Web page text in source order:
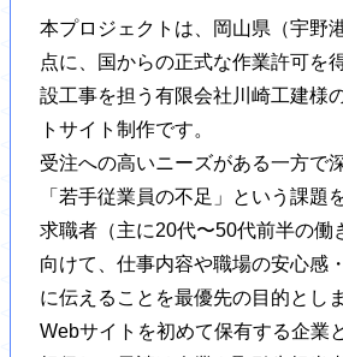
本プロジェクトは、岡山県（宇野
点に、国からの正式な作業許可を
設工事を担う有限会社川崎工建様
トサイト制作です。
受注への高いニーズがある一方で
「若手従業員の不足」という課題
求職者（主に20代〜50代前半の働
向けて、仕事内容や職場の安心感
に伝えることを最優先の目的とし
Webサイトを初めて保有する企業
<link rel='stylesheet' id='sb-type-drop-css'
<link rel='stylesheet' id='sb-type-think-css'
<link rel='stylesheet' id='sb-no-br-css'
<link rel='stylesheet' id='ppress-frontend-
<link rel='stylesheet' id='ppress-flatpickr-
<link rel='stylesheet' id='ppress-select2-
<link rel='stylesheet' id='slickcss-css'
<link rel='stylesheet' id='slicktheme-css'
<link rel='stylesheet' id='valEngine-css'
<link rel='stylesheet' id='jetpack_css-css'